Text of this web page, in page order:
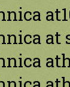
at